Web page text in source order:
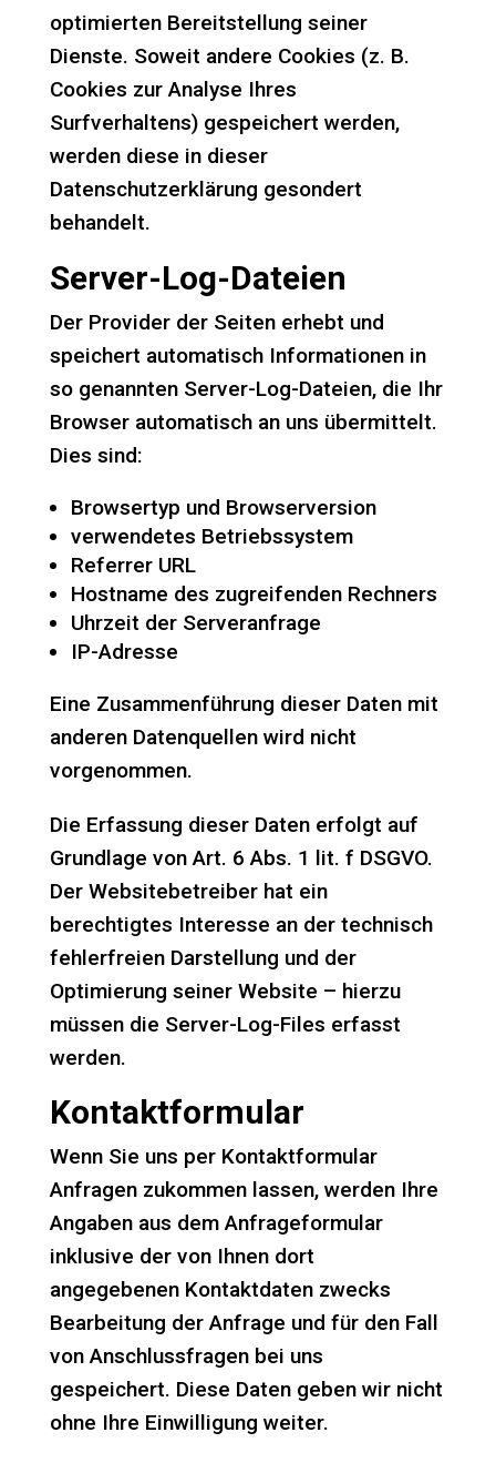
optimierten Bereitstellung seiner
Dienste. Soweit andere Cookies (z. B.
Cookies zur Analyse Ihres
Surfverhaltens) gespeichert werden,
werden diese in dieser
Datenschutzerklärung gesondert
behandelt.
Server-Log-Dateien
Der Provider der Seiten erhebt und
speichert automatisch Informationen in
so genannten Server-Log-Dateien, die Ihr
Browser automatisch an uns übermittelt.
Dies sind:
Browsertyp und Browserversion
verwendetes Betriebssystem
Referrer URL
Hostname des zugreifenden Rechners
Uhrzeit der Serveranfrage
IP-Adresse
Eine Zusammenführung dieser Daten mit
anderen Datenquellen wird nicht
vorgenommen.
Die Erfassung dieser Daten erfolgt auf
Grundlage von Art. 6 Abs. 1 lit. f DSGVO.
Der Websitebetreiber hat ein
berechtigtes Interesse an der technisch
fehlerfreien Darstellung und der
Optimierung seiner Website – hierzu
müssen die Server-Log-Files erfasst
werden.
Kontaktformular
Wenn Sie uns per Kontaktformular
Anfragen zukommen lassen, werden Ihre
Angaben aus dem Anfrageformular
inklusive der von Ihnen dort
angegebenen Kontaktdaten zwecks
Bearbeitung der Anfrage und für den Fall
von Anschlussfragen bei uns
gespeichert. Diese Daten geben wir nicht
ohne Ihre Einwilligung weiter.